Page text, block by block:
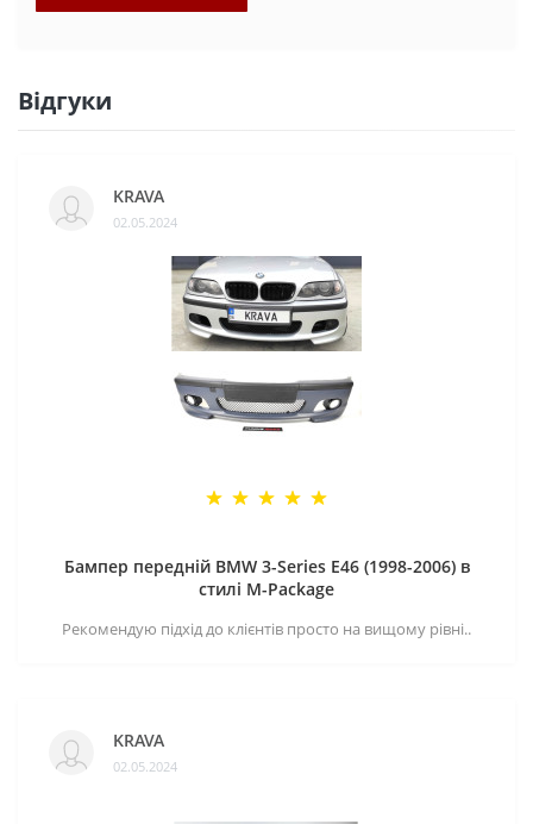
Відгуки
KRAVA
02.05.2024
Бампер передній BMW 3-Series E46 (1998-2006) в
стилі M-Package
Рекомендую підхід до клієнтів просто на вищому рівні..
KRAVA
02.05.2024